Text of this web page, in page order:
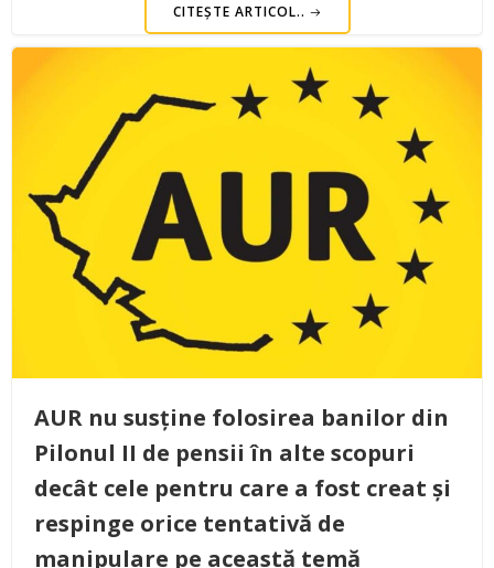
CITEȘTE ARTICOL..
AUR nu susține folosirea banilor din
Pilonul II de pensii în alte scopuri
decât cele pentru care a fost creat și
respinge orice tentativă de
manipulare pe această temă